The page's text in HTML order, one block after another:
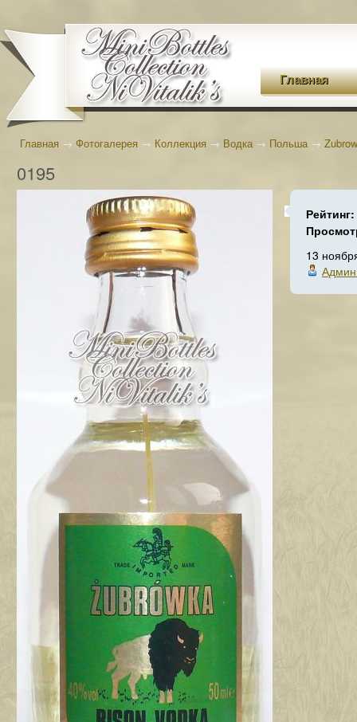
Главная
Главная → Фотогалерея → Коллекция → Водка→ Польша→
0195
Рейтинг:
13